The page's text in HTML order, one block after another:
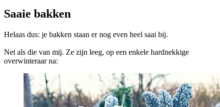
Saaie bakken
Helaas dus: je bakken staan er nog even heel saai bij.
Net als die van mij. Ze zijn leeg, op een enkele hardnekkige
overwinteraar na: